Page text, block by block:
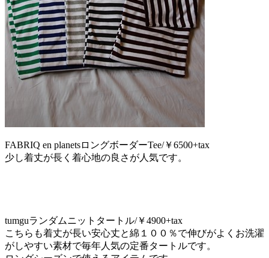
FABRIQ en planetsロングボーダーTee/￥6500+tax
少し着丈が長く着心地の良さが人気です。
tumguランダムニットタートル/￥4900+tax
こちらも着丈が長い安心丈と綿１００％で伸びがよくお洗濯
がしやすい素材で毎年人気の定番タートルです。